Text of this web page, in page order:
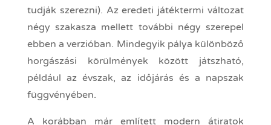
tudják szerezni). Az eredeti játéktermi változat
négy szakasza mellett további négy szerepel
ebben a verzióban. Mindegyik pálya különböző
horgászási körülmények között játszható,
például az évszak, az időjárás és a napszak
függvényében.
A korábban már említett modern átiratok